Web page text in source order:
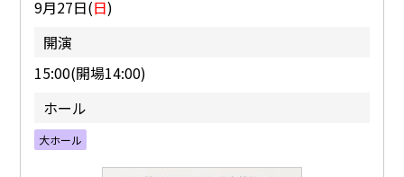
9月27日(日)
開演
15:00(開場14:00)
ホール
大ホール